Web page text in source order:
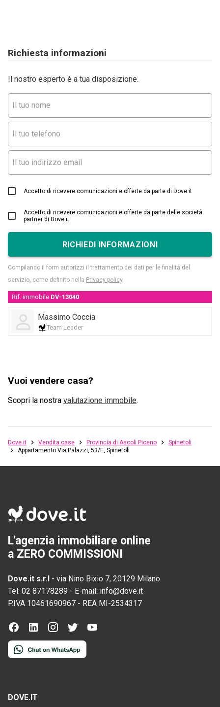
Richiesta informazioni
Il nostro esperto è a tua disposizione.
Accetto di ricevere comunicazioni e offerte da parte di Dove.it
Accetto di ricevere comunicazioni e offerte da parte delle società
partner di Dove.it
RICHIEDI INFORMAZIONI
Compilando il form autorizzi il trattamento dei dati per le finalità del
servizio, come definito nella Privacy policy.
Rif. immobile DV-13040
Massimo Coccia
Team Leader
Vuoi vendere casa?
Scopri la nostra valutazione immobile.
Dove.it Vendita case Provincia di Ascoli Piceno
Spinetoli
Appartamento Via Palazzi, 53/E, Spinetoli
L'agenzia immobiliare online
a ZERO COMMISSIONI
Dove.it s.r.l - via Nino Bixio 7, 20129 Milano
Tel: 02 87178289 - E-mail: info@dove.it
P.IVA 10461690967 - REA MI-2534317
DOVE.IT